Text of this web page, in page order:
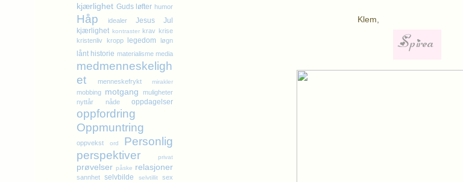
Klem,
kjærlighet Guds løfter humor
Håp idealer Jesus
Jul
kjærlighet kontraster krav krise
kristenliv kropp legedom løgn
lånt historie materialisme media
medmenneskeligh
et
menneskefrykt mirakler
mobbing motgang
muligheter
nyttår
nåde oppdagelser
oppfordring
Oppmuntring
oppvekst ord
Personlig
perspektiver
privat
prøvelser påske relasjoner
sannhet selvbilde selvtillit
sex